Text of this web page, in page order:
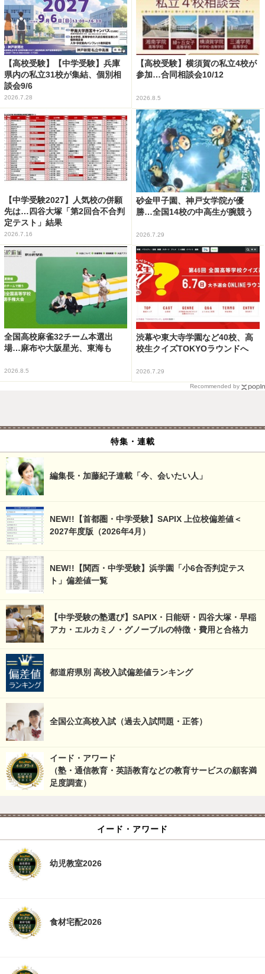
【高校受験】【中学受験】兵庫
県内の私立31校が集結、個別相
談会9/6
2026.7.28
【高校受験】横須賀の私立4校が
参加…合同相談会10/12
2026.8.5
【中学受験2027】人気校の併願
先は…四谷大塚「第2回合不合判
定テスト」結果
2026.7.16
砂金甲子園、神戸女学院が優
勝…全国14校の中高生が腕競う
2026.7.29
全国高校麻雀32チーム本選出
場…麻布や大阪星光、東海も
2026.8.5
渋幕や東大寺学園など40校、高
校生クイズTOKYOラウンドへ
2026.7.29
Recommended by
特集・連載
編集長・加藤紀子連載「今、会いたい人」
NEW!!【首都圏・中学受験】SAPIX 上位校偏差値＜
2027年度版（2026年4月）
NEW!!【関西・中学受験】浜学園「小6合否判定テス
ト」偏差値一覧
【中学受験の塾選び】SAPIX・日能研・四谷大塚・早稲
アカ・エルカミノ・グノーブルの特徴・費用と合格力
都道府県別 高校入試偏差値ランキング
全国公立高校入試（過去入試問題・正答）
イード・アワード
（塾・通信教育・英語教育などの教育サービスの顧客満
足度調査）
イード・アワード
幼児教室2026
食材宅配2026